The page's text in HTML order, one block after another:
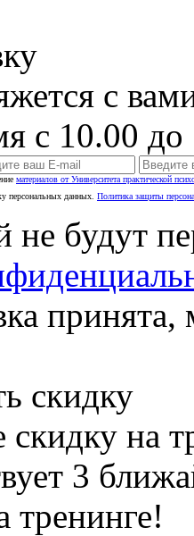
с
с 10.00
материалов от Университета практической
персональных данных. Политика защиты
не будут
скидку
на
3
тренинге!